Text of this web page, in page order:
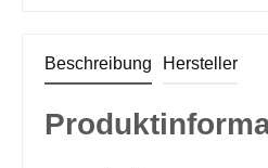
Beschreibung Hersteller